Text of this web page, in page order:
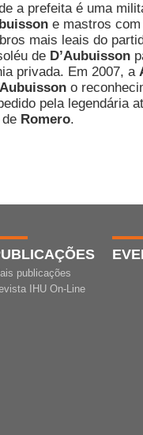
a prefeita é uma
e mastros com
mais leais do
de D’Aubuisson
privada. Em 2007, a
o
pela legendária
Romero.
publicações
IHU On-Line